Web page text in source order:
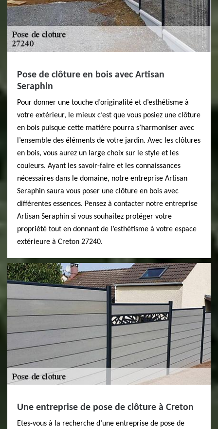
Pose de clôture en bois avec Artisan
Seraphin
Pour donner une touche d’originalité et d’esthétisme à
votre extérieur, le mieux c’est que vous posiez une clôture
en bois puisque cette matière pourra s’harmoniser avec
l’ensemble des éléments de votre jardin. Avec les clôtures
en bois, vous aurez un large choix sur le style et les
couleurs. Ayant les savoir-faire et les connaissances
nécessaires dans le domaine, notre entreprise Artisan
Seraphin saura vous poser une clôture en bois avec
différentes essences. Pensez à contacter notre entreprise
Artisan Seraphin si vous souhaitez protéger votre
propriété tout en donnant de l’esthétisme à votre espace
extérieure à Creton 27240.
Une entreprise de pose de clôture à Creton
Etes-vous à la recherche d’une entreprise de pose de